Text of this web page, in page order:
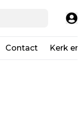
Contact Kerk